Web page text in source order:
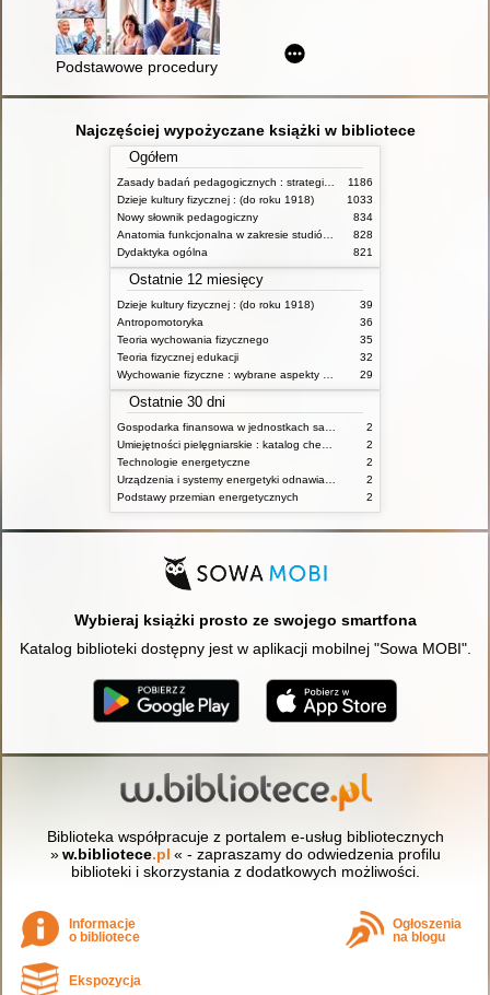
Podstawowe procedury pielęgniarskie
Najczęściej wypożyczane książki w bibliotece
Ogółem
1186
Dzieje kultury fizycznej : (do roku 1918)
1033
Nowy słownik pedagogiczny
834
828
Dydaktyka ogólna
821
Ostatnie 12 miesięcy
Dzieje kultury fizycznej : (do roku 1918)
39
Antropomotoryka
36
Teoria wychowania fizycznego
35
Teoria fizycznej edukacji
32
29
Ostatnie 30 dni
2
2
Technologie energetyczne
2
2
Podstawy przemian energetycznych
2
Wybieraj książki prosto ze swojego smartfona
Katalog biblioteki dostępny jest w aplikacji mobilnej "Sowa MOBI".
Biblioteka współpracuje z portalem e-usług bibliotecznych
» w.bibliotece.pl « - zapraszamy do odwiedzenia profilu
biblioteki i skorzystania z dodatkowych możliwości.
Informacje
o bibliotece
Ogłoszenia
na blogu
Ekspozycja